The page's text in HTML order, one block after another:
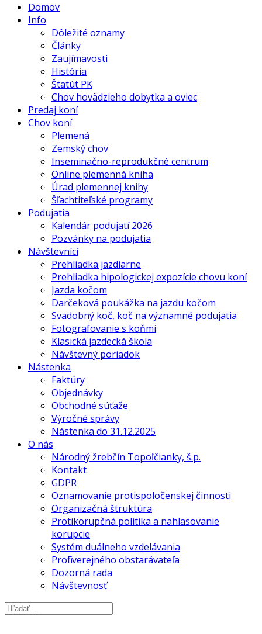
Domov
Info
Dôležité oznamy
Články
Zaujímavosti
História
Štatút PK
Chov hovädzieho dobytka a oviec
Predaj koní
Chov koní
Plemená
Zemský chov
Inseminačno-reprodukčné centrum
Online plemenná kniha
Úrad plemennej knihy
Šľachtiteľské programy
Podujatia
Kalendár podujatí 2026
Pozvánky na podujatia
Návštevníci
Prehliadka jazdiarne
Prehliadka hipologickej expozície chovu koní
Jazda kočom
Darčeková poukážka na jazdu kočom
Svadobný koč, koč na významné podujatia
Fotografovanie s koňmi
Klasická jazdecká škola
Návštevný poriadok
Nástenka
Faktúry
Objednávky
Obchodné súťaže
Výročné správy
Nástenka do 31.12.2025
O nás
Národný žrebčín Topoľčianky, š.p.
Kontakt
GDPR
Oznamovanie protispoločenskej činnosti
Organizačná štruktúra
Protikorupčná politika a nahlasovanie
korupcie
Systém duálneho vzdelávania
Profil verejného obstarávateľa
Dozorná rada
Návštevnosť